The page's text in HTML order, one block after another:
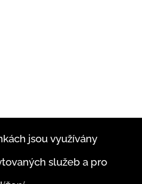
jsou využívány
služeb a pro